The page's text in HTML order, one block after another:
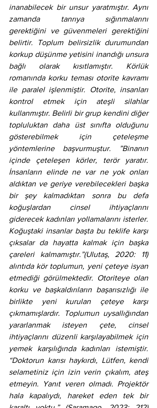
inanabilecek bir unsur yaratmıştır. Aynı
zamanda tanrıya sığınmalarını
gerektiğini ve güvenmeleri gerektiğini
belirtir. Toplum belirsizlik durumundan
korkup düşünme yetisini inandığı unsura
bağlı olarak kısıtlamıştır. Körlük
romanında korku teması otorite kavramı
ile paralel işlenmiştir. Otorite, insanları
kontrol etmek için ateşli silahlar
kullanmıştır. Belirli bir grup kendini diğer
topluluktan daha üst sınıfta olduğunu
gösterebilmek için çeteleşme
yöntemlerine başvurmuştur. ”Binanın
içinde çeteleşen körler, terör yaratır.
İnsanların elinde ne var ne yok onları
aldıktan ve geriye verebilecekleri başka
bir şey kalmadıktan sonra bu defa
koğuşlardan cinsel ihtiyaçlarını
giderecek kadınları yollamalarını isterler.
Koğuştaki insanlar başta bu teklife karşı
çıksalar da hayatta kalmak için başka
çareleri kalmamıştır.”(Ulutaş, 2020: 11)
alıntıda kör toplumun, yeni çeteye isyan
etmediği görülmektedir. Otoriteye olan
korku ve başkaldırıların başarısızlığı ile
birlikte yeni kurulan çeteye karşı
çıkmamışlardır. Toplumun uysallığından
yararlanmak isteyen çete, cinsel
ihtiyaçlarını düzenli karşılayabilmek için
yemek karşılığında kadınları istemiştir.
“Doktorun karısı haykırdı, Lütfen, kendi
selametiniz için izin verin çıkalım, ateş
etmeyin. Yanıt veren olmadı. Projektör
hala kapalıydı, hareket eden tek bir